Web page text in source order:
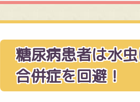
糖尿病患者は水
合併症を回避！